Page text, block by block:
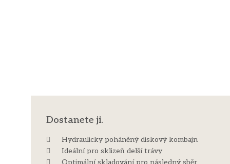
Dostanete ji.
Hydraulicky poháněný diskový kombajn
Ideální pro sklizeň delší trávy
Optimální skladování pro následný sběr